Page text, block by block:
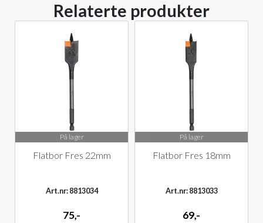
Relaterte produkter
På lager
Flatbor Fres 22mm
Art.nr: 8813034
75,-
På lager
Flatbor Fres 18mm
Art.nr: 8813033
69,-